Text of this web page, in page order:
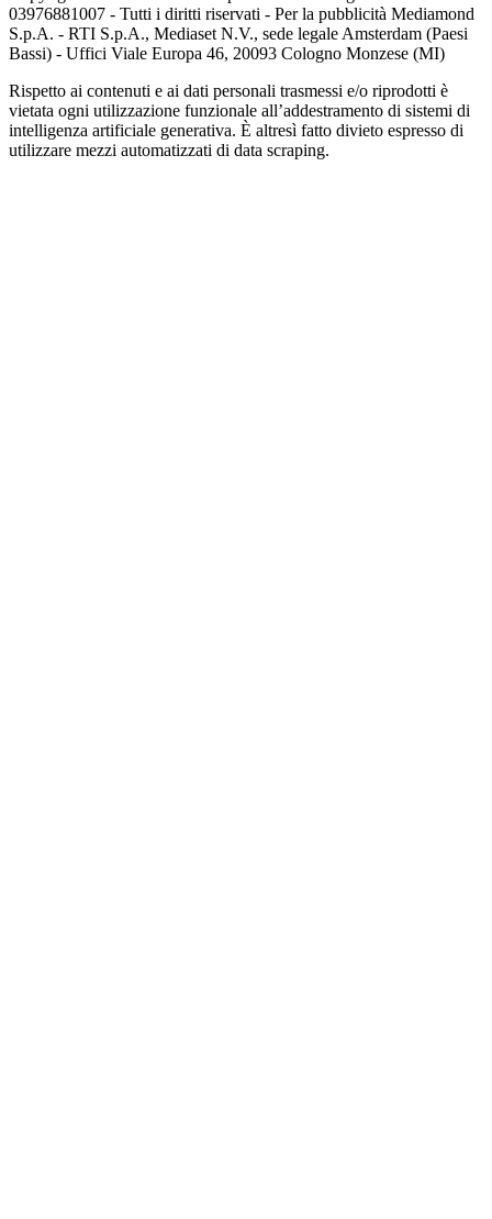
03976881007 - Tutti i diritti riservati - Per la pubblicità Mediamond
S.p.A. - RTI S.p.A., Mediaset N.V., sede legale Amsterdam (Paesi
Bassi) - Uffici Viale Europa 46, 20093 Cologno Monzese (MI)
Rispetto ai contenuti e ai dati personali trasmessi e/o riprodotti è
vietata ogni utilizzazione funzionale all’addestramento di sistemi di
intelligenza artificiale generativa. È altresì fatto divieto espresso di
utilizzare mezzi automatizzati di data scraping.